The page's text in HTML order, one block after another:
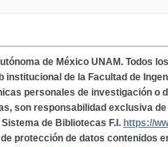
de México UNAM. Todos
institucional de la Facultad de
personales de investigación o
son responsabilidad exclusiva
de Bibliotecas F.I. https://
protección de datos contenidos